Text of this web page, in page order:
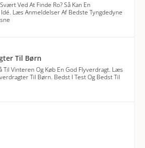
Ved At Finde Ro? Så Kan En
Læs Anmeldelser Af Bedste Tyngdedyne
Til Børn
Til Vinteren Og Køb En God Flyverdragt. Læs
Til Børn. Bedst I Test Og Bedst Til